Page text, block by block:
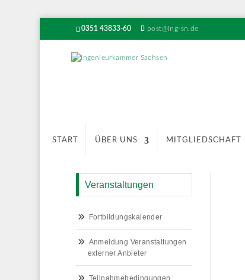
0351 43833-60 post@ing-sn.de
START ÜBER UNS MITGLIEDSCHAFT
Veranstaltungen
Fortbildungskalender
Anmeldung Veranstaltungen
externer Anbieter
Teilnahmebedingungen